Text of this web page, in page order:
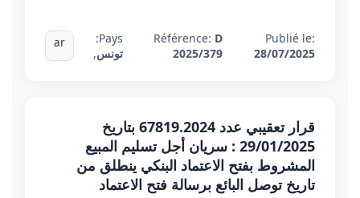
Publié le:
28/07/2025
Référence: D
2025/379
Pays:
تونس,
ar
قرار تعقيبي عدد 67819.2024 بتاريخ
29/01/2025 : سريان أجل تسليم المبيع
المشروط بفتح الاعتماد البنكي ينطلق من
تاريخ توصل البائع برسالة فتح الاعتماد